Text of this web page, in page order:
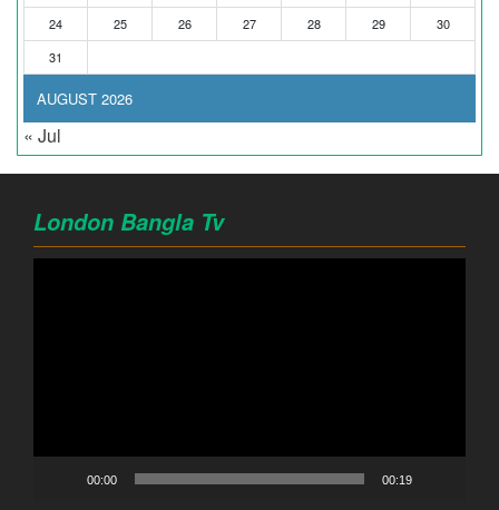
AUGUST 2026
24
25 26 27 28 29
30
31
« Jul
London Bangla Tv
00:00 00:19